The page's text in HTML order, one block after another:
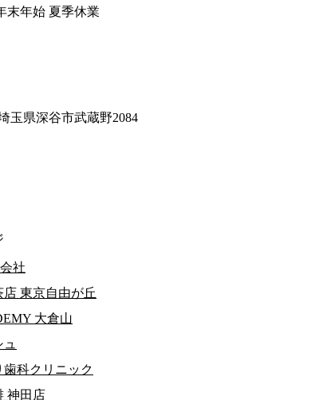
末年始 夏季休業
玉県深谷市武蔵野2084
社
東京自由が丘
大倉山
科クリニック
神田店